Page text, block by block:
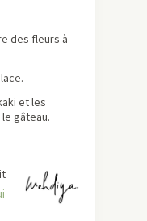
des fleurs à
et les
gâteau.